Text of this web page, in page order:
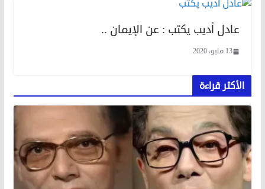
عادل أديب يكتب : عن الإيمان ..
13 مايو، 2020
الأكثر قراءة